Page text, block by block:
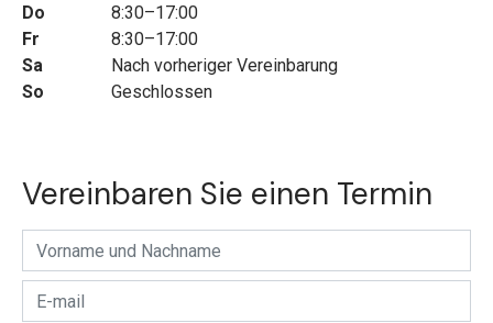
Do
8:30–17:00
Fr
8:30–17:00
Sa
Nach vorheriger Vereinbarung
So
Geschlossen
Vereinbaren Sie einen Termin